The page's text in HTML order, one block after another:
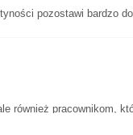
pozostawi bardzo
również pracownikom,